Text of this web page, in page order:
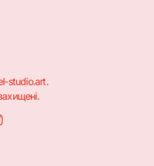
studio.art.